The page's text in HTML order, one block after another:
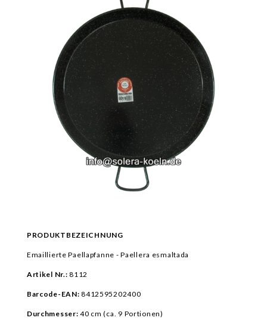
PRODUKTBEZEICHNUNG
Emaillierte Paellapfanne - Paellera esmaltada
Artikel Nr.:8112
Barcode-EAN: 8412595202400
Durchmesser: 40 cm (ca. 9 Portionen)